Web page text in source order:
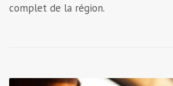
complet de la région.